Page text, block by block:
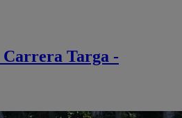
Carrera Targa -